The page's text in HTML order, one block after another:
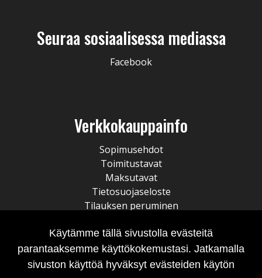
Seuraa sosiaalisessa mediassa
Facebook
Verkkokauppainfo
Sopimusehdot
Toimitustavat
Maksutavat
Tietosuojaseloste
Tilauksen peruminen
Käytämme tällä sivustolla evästeitä
parantaaksemme käyttökokemustasi. Jatkamalla
sivuston käyttöä hyväksyt evästeiden käytön